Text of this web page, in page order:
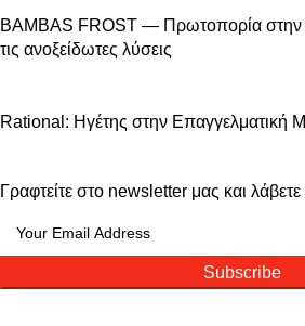
BAMBAS FROST — Πρωτοπορία στην
τις ανοξείδωτες λύσεις
Rational: Ηγέτης στην Επαγγελματική
Γραφτείτε στο newsletter μας και
Subscribe